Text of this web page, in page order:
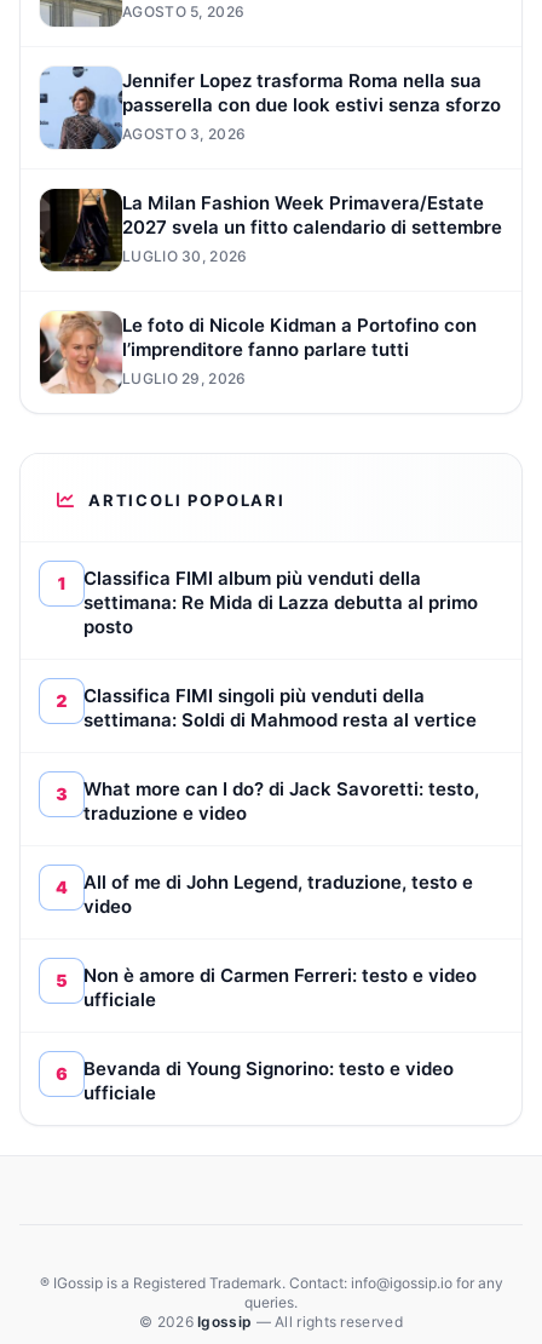
AGOSTO 5, 2026
Jennifer Lopez trasforma Roma nella sua
passerella con due look estivi senza sforzo
AGOSTO 3, 2026
La Milan Fashion Week Primavera/Estate
2027 svela un fitto calendario di settembre
LUGLIO 30, 2026
Le foto di Nicole Kidman a Portofino con
l’imprenditore fanno parlare tutti
LUGLIO 29, 2026
ARTICOLI POPOLARI
1
Classifica FIMI album più venduti della
settimana: Re Mida di Lazza debutta al primo
posto
2
Classifica FIMI singoli più venduti della
settimana: Soldi di Mahmood resta al vertice
3
What more can I do? di Jack Savoretti: testo,
traduzione e video
4
All of me di John Legend, traduzione, testo e
video
5
Non è amore di Carmen Ferreri: testo e video
ufficiale
6
Bevanda di Young Signorino: testo e video
ufficiale
® IGossip is a Registered Trademark. Contact: info@igossip.io for any
queries.
© 2026Igossip — All rights reserved